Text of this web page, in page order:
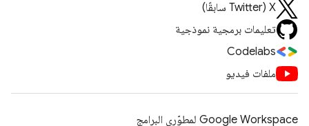
‫X ‏(Twitter سابقًا)
تعليمات برمجية نموذجية
Codelabs
ملفات فيديو
Google Workspace لمطوّري البرامج